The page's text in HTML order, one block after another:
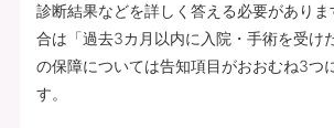
診断結果などを詳しく答える必要があり
合は「過去3カ月以内に入院・手術を受け
の保障については告知項目がおおむね3つ
す。